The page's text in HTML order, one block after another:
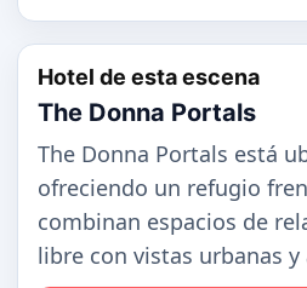
Hotel de esta escena
The Donna Portals
The Donna Portals está
ofreciendo un refugio
combinan espacios de
libre con vistas urbanas y